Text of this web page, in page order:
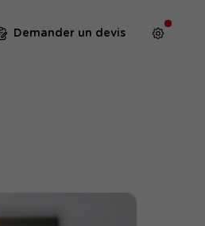
Demander un devis